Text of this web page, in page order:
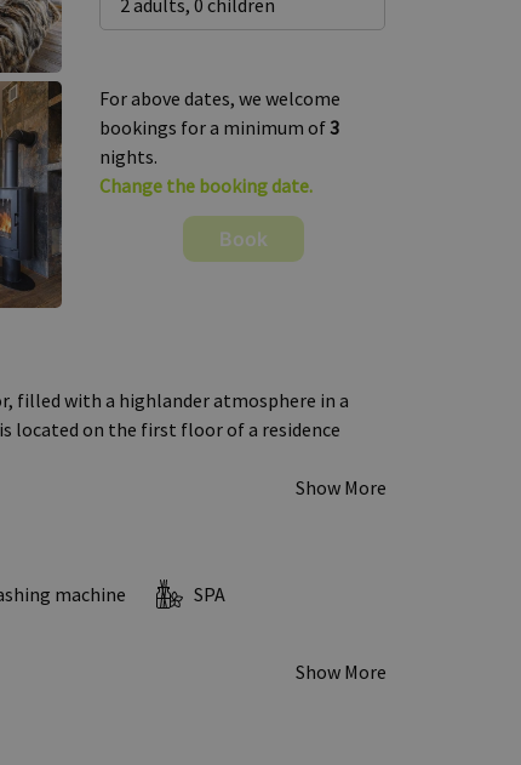
2 adults, 0 children
For above dates, we welcome
bookings for a minimum of3
nights.
Change the booking date.
Book
filled with a highlander atmosphere in a
located on the first floor of a residence
Show More
machine
SPA
Show More